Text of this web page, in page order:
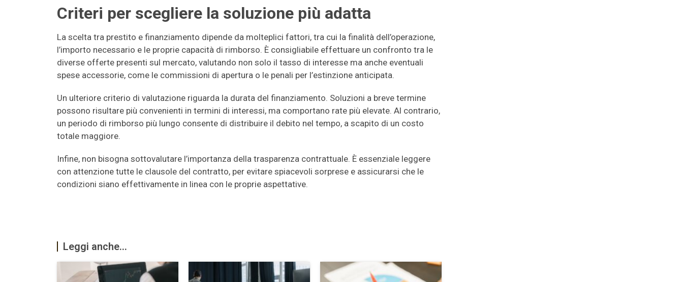
Criteri per scegliere la soluzione più adatta
La scelta tra prestito e finanziamento dipende da molteplici fattori, tra cui la finalità dell’operazione,
l’importo necessario e le proprie capacità di rimborso. È consigliabile effettuare un confronto tra le
diverse offerte presenti sul mercato, valutando non solo il tasso di interesse ma anche eventuali
spese accessorie, come le commissioni di apertura o le penali per l’estinzione anticipata.
Un ulteriore criterio di valutazione riguarda la durata del finanziamento. Soluzioni a breve termine
possono risultare più convenienti in termini di interessi, ma comportano rate più elevate. Al contrario,
un periodo di rimborso più lungo consente di distribuire il debito nel tempo, a scapito di un costo
totale maggiore.
Infine, non bisogna sottovalutare l’importanza della trasparenza contrattuale. È essenziale leggere
con attenzione tutte le clausole del contratto, per evitare spiacevoli sorprese e assicurarsi che le
condizioni siano effettivamente in linea con le proprie aspettative.
Leggi anche...